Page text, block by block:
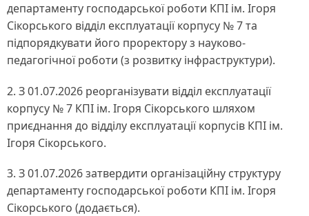
департаменту господарської роботи КПІ ім. Ігоря
Сікорського відділ експлуатації корпусу № 7 та
підпорядкувати його проректору з науково-
педагогічної роботи (з розвитку інфраструктури).
2. З 01.07.2026 реорганізувати відділ експлуатації
корпусу № 7 КПІ ім. Ігоря Сікорського шляхом
приєднання до відділу експлуатації корпусів КПІ ім.
Ігоря Сікорського.
3. З 01.07.2026 затвердити організаційну структуру
департаменту господарської роботи КПІ ім. Ігоря
Сікорського (додається).